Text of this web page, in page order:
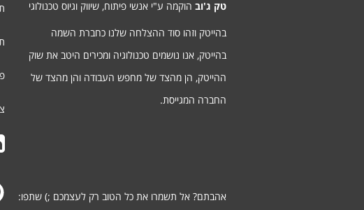
טק ג'וב הוקמה ע"י אנשי פיתוח, שיווק וגיוס טכנולוגי
בהייטק וזהו סוד ההצלחה שלנו כחברת השמה
בהייטק, אנו נושמים טכנולוגיה ומכירים היטב את שוק
ההייטק, הן מהצד של מחפש העבודה והן מהצד של
החברה המגייסת.
אהבתם? אל תשמרו את כל הטוב רק לעצמכם ;) שתפו: